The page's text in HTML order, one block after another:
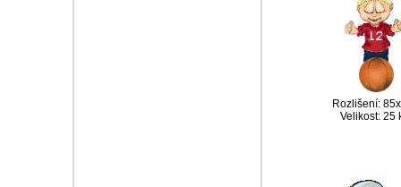
Rozlišení:
Velikost: 25